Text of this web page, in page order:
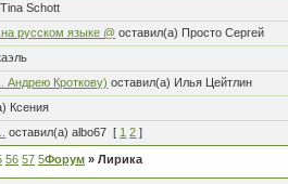
Schott
русском языке @ оставил(а) Просто Сергей
Андрею Кроткову) оставил(а) Илья Цейтлин
Ксения
оставил(а) albo67 [ 1 2 ]
56 57 58…80
Форум » Лирика